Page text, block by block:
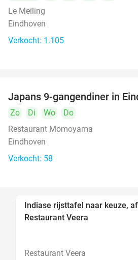
Le Meiling
Eindhoven
Verkocht: 1.105
Japans 9-gangendiner in
Zo Di Wo
Do
Restaurant Momoyama
Eindhoven
Verkocht: 58
Indiase rijsttafel naar keuze,
Restaurant Veera
Restaurant Veera